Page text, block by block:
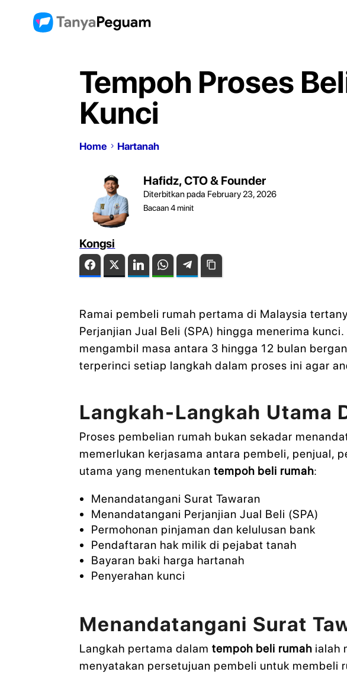
Tempoh Proses
Kunci
Home Hartanah
Hafidz, CTO & Founder
Diterbitkan pada February 23, 2026
Bacaan4minit
Kongsi
FacebookTwitter LinkedIn WhatsAppTelegram
Ramai pembeli rumah pertama di Malaysia
Perjanjian Jual Beli (SPA) hingga menerima
mengambil masa antara 3 hingga 12 bulan
terperinci setiap langkah dalam proses ini agar
Langkah-Langkah Utama
Proses pembelian rumah bukan sekadar
memerlukan kerjasama antara pembeli, penjual,
utama yang menentukantempoh beli rumah:
Menandatangani Surat Tawaran
Menandatangani Perjanjian Jual Beli (SPA)
Permohonan pinjaman dan kelulusan bank
Pendaftaran hak milik di pejabat tanah
Bayaran baki harga hartanah
Penyerahan kunci
Menandatangani Surat
Langkah pertama dalamtempoh beli rumah ialah
menyatakan persetujuan pembeli untuk membeli